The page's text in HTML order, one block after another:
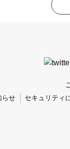
らせ
セキュリティ